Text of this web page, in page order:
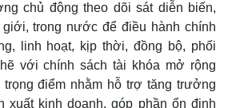
chủ động theo dõi sát diễn biến,
trong nước để điều hành chính
linh hoạt, kịp thời, đồng bộ, phối
với chính sách tài khóa mở rộng
điểm nhằm hỗ trợ tăng trưởng
xuất kinh doanh, góp phần ổn định